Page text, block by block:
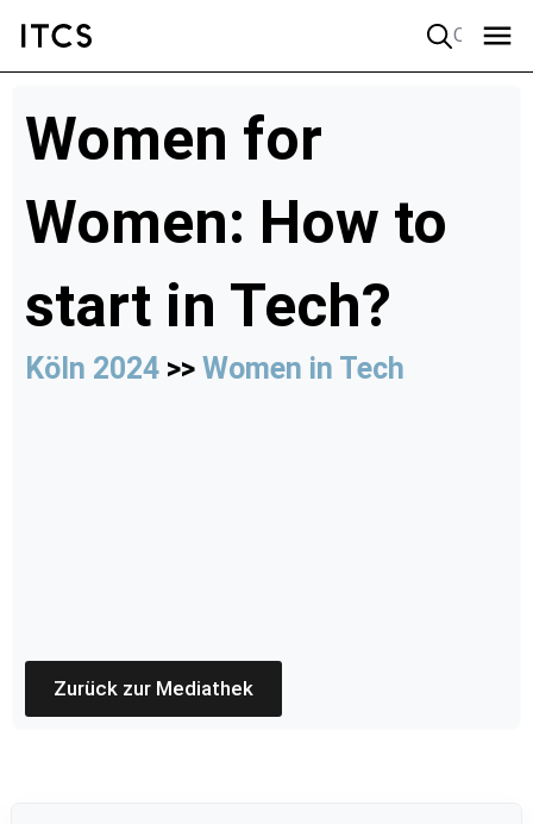
Women for
Women: How to
start in Tech?
Köln 2024 >> Women in Tech
Zurück zur Mediathek